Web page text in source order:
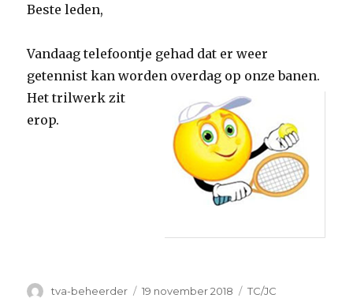
Beste leden,
Vandaag telefoontje gehad dat er weer
getennist kan worden overdag op onze banen.
Het trilwerk zit
erop.
Auteur
tva-beheerder
Geplaatst
19 november 2018 Categorieën
TC/JC